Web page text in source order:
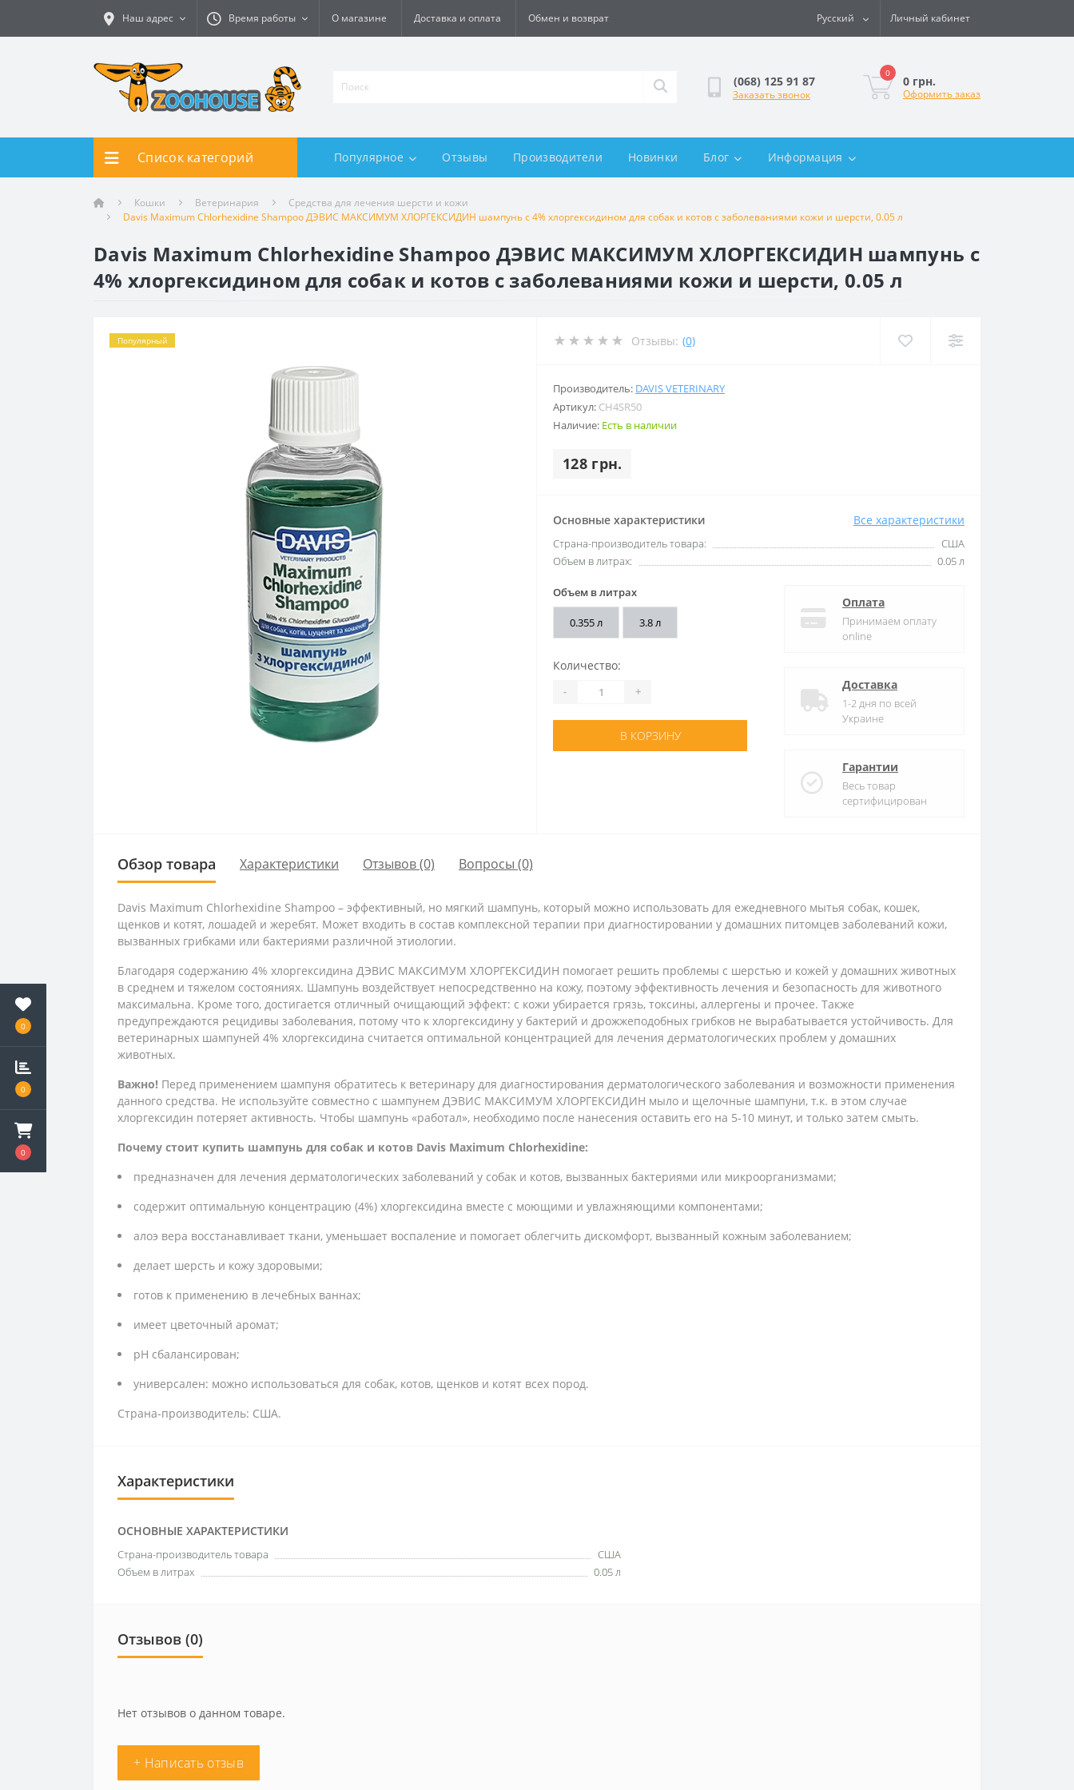
0
0
0
Наш адрес Время работы О магазине Доставка и оплата Обмен и возврат Русский Личный кабинет
(068) 125 91 87
Заказать звонок
0
0 грн.
Оформить заказ
Список категорий Популярное Отзывы Производители Новинки Блог Информация
Кошки Ветеринария
Средства для лечения шерсти и кожи
Davis Maximum Chlorhexidine Shampoo ДЭВИС МАКСИМУМ ХЛОРГЕКСИДИН шампунь с 4% хлоргексидином для собак и котов с заболеваниями кожи и шерсти, 0.05 л
Davis Maximum Chlorhexidine Shampoo ДЭВИС МАКСИМУМ ХЛОРГЕКСИДИН шампунь с
4% хлоргексидином для собак и котов с заболеваниями кожи и шерсти, 0.05 л
Популярный Отзывы: (0)
Производитель: DAVIS VETERINARY
Артикул: CH4SR50
Наличие: Есть в наличии
128 грн.
Основные характеристики Все характеристики
Страна-производитель товара:
США
Объем в литрах:
0.05 л
Объем в литрах
0.355 л 3.8 л
Количество:
- +
В КОРЗИНУ
Оплата
Принимаем оплату
online
Доставка
1-2 дня по всей
Украине
Гарантии
Весь товар
сертифицирован
Обзор товара Характеристики Отзывов (0) Вопросы (0)
Davis Maximum Chlorhexidine Shampoo – эффективный, но мягкий шампунь, который можно использовать для ежедневного мытья собак, кошек,
щенков и котят, лошадей и жеребят. Может входить в состав комплексной терапии при диагностировании у домашних питомцев заболеваний кожи,
вызванных грибками или бактериями различной этиологии.
Благодаря содержанию 4% хлоргексидина ДЭВИС МАКСИМУМ ХЛОРГЕКСИДИН помогает решить проблемы с шерстью и кожей у домашних животных
в среднем и тяжелом состояниях. Шампунь воздействует непосредственно на кожу, поэтому эффективность лечения и безопасность для животного
максимальна. Кроме того, достигается отличный очищающий эффект: с кожи убирается грязь, токсины, аллергены и прочее. Также
предупреждаются рецидивы заболевания, потому что к хлоргексидину у бактерий и дрожжеподобных грибков не вырабатывается устойчивость. Для
ветеринарных шампуней 4% хлоргексидина считается оптимальной концентрацией для лечения дерматологических проблем у домашних
животных.
Важно! Перед применением шампуня обратитесь к ветеринару для диагностирования дерматологического заболевания и возможности применения
данного средства. Не используйте совместно с шампунем ДЭВИС МАКСИМУМ ХЛОРГЕКСИДИН мыло и щелочные шампуни, т.к. в этом случае
хлоргексидин потеряет активность. Чтобы шампунь «работал», необходимо после нанесения оставить его на 5-10 минут, и только затем смыть.
Почему стоит купить шампунь для собак и котов Davis Maximum Chlorhexidine:
предназначен для лечения дерматологических заболеваний у собак и котов, вызванных бактериями или микроорганизмами;
содержит оптимальную концентрацию (4%) хлоргексидина вместе с моющими и увлажняющими компонентами;
алоэ вера восстанавливает ткани, уменьшает воспаление и помогает облегчить дискомфорт, вызванный кожным заболеванием;
делает шерсть и кожу здоровыми;
готов к применению в лечебных ваннах;
имеет цветочный аромат;
рН сбалансирован;
универсален: можно использоваться для собак, котов, щенков и котят всех пород.
Страна-производитель: США.
Характеристики
ОСНОВНЫЕ ХАРАКТЕРИСТИКИ
Страна-производитель товара
США
Объем в литрах
0.05 л
Отзывов (0)
Нет отзывов о данном товаре.
+ Написать отзыв